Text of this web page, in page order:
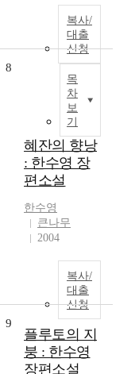
복사/
대출
신청
목
차
보
기
8
혜잔의 향낭
: 한수영 장
편소설
한수영
큰나무
2004
복사/
대출
신청
9
플루토의 지
붕 : 한수영
장편소설